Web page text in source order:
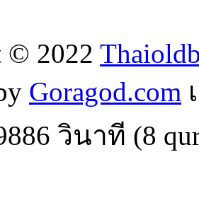
© 2022
Goragod.com
วินาที (8